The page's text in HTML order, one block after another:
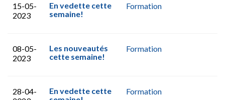
15-05-
2023
En vedette cette
semaine!
Formation
08-05-
2023
Les nouveautés
cette semaine!
Formation
28-04-
En vedette cette
Formation